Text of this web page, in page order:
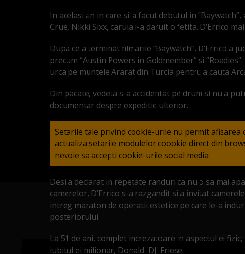
In acelasi an in care si-a facut debutul in
Crue, Nikki Sixx, caruia i-a daruit o fetita. D’Errico
Dupa ce a terminat filmarile “Baywatch”, D’Errico a
precum “Austin Powers in Goldmember” si
urca pe muntele Ararat din Turcia pentru a cauta
Din pacate, vedeta s-a accidentat pe drum si nu a
documentar despre expeditie ulterior.
Setarile tale privind cookie-urile nu permit afisarea
actualiza setarile modulelor coookie direct din
nevoie sa accepti cookie-urile social media
Desi a declarat in repetate randuri ca nu o sa mai
camerelor, D’Errico s-a razgandit si a invitat
intreg maraton de operatii estetice pe care le-a
posteriorului.
La 51 de ani, complet increzatoare in aspectul ei
iubitul ei milionar, Donald 'DJ' Friese.